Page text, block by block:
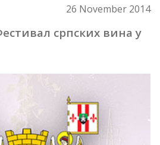
26 November 2014
српских вина у